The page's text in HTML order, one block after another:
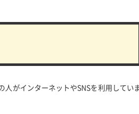
がインターネットやSNSを利用してい